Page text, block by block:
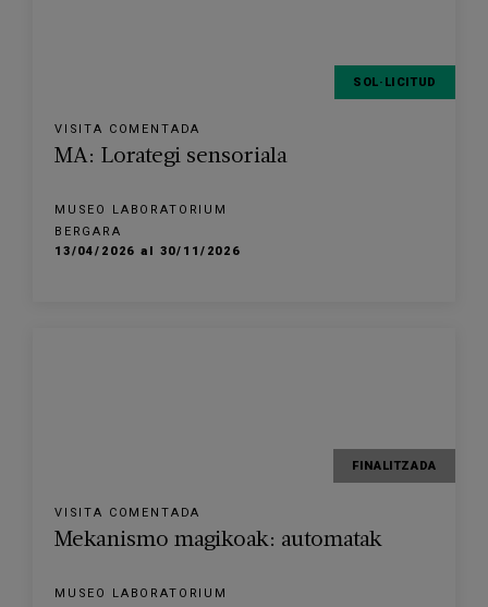
SOL·LICITUD
VISITA COMENTADA
MA: Lorategi sensoriala
MUSEO LABORATORIUM
BERGARA
13/04/2026 al 30/11/2026
FINALITZADA
VISITA COMENTADA
Mekanismo magikoak: automatak
MUSEO LABORATORIUM